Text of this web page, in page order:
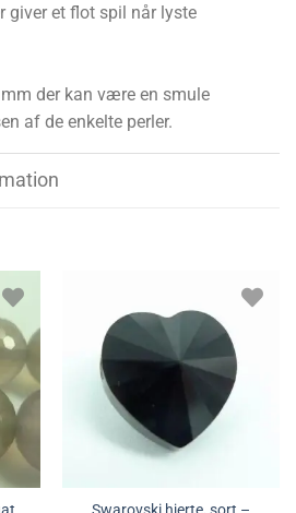
giver et flot spil når lyste
der kan være en smule
af de enkelte perler.